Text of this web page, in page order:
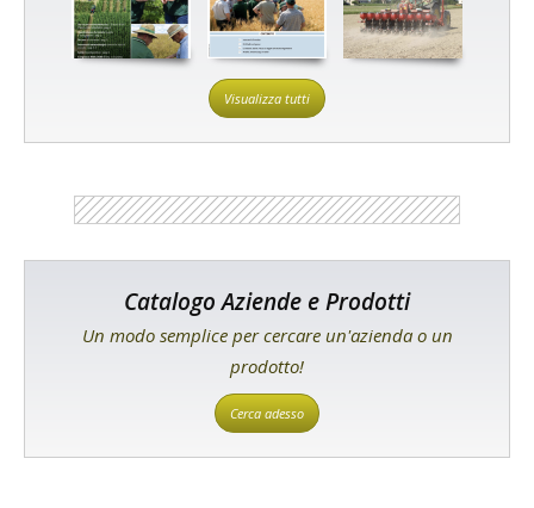
Visualizza tutti
Catalogo Aziende e Prodotti
Un modo semplice per cercare un'azienda o un
prodotto!
Cerca adesso